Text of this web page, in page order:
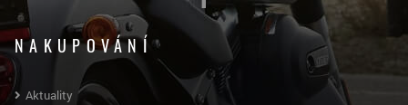
NAKUPOVÁNÍ
Aktuality